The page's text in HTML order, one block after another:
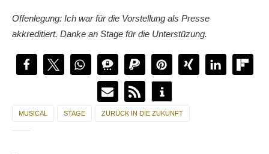
Offenlegung: Ich war für die Vorstellung als Presse
akkreditiert. Danke an Stage für die Unterstüzung.
MUSICAL STAGE ZURÜCK IN DIE ZUKUNFT